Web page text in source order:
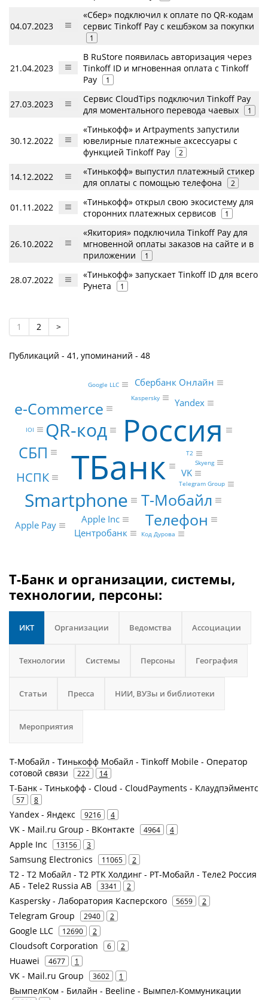
04.07.2023
«Сбер» подключил к оплате по QR-кодам
сервис Tinkoff Pay с кешбэком за покупки
1
21.04.2023
В RuStore появилась авторизация через
Tinkoff ID и мгновенная оплата с Tinkoff
Pay
1
27.03.2023
Сервис CloudTips подключил Tinkoff Pay
для моментального перевода чаевых
1
30.12.2022
«Тинькофф» и Artpayments запустили
ювелирные платежные аксессуары с
функцией Tinkoff Pay
2
14.12.2022
«Тинькофф» выпустил платежный стикер
для оплаты с помощью телефона
2
01.11.2022
«Тинькофф» открыл свою экосистему для
сторонних платежных сервисов
1
26.10.2022
«Якитория» подключила Tinkoff Pay для
мгновенной оплаты заказов на сайте и в
приложении
1
28.07.2022
«Тинькофф» запускает Tinkoff ID для всего
Рунета
1
1 2 >
Публикаций - 41, упоминаний - 48
ТБанк
Россия
Smartphone
QR-код
Т-Мобайл
e-Commerce
СБП
Телефон
НСПК
Apple Pay
Yandex
VK
Сбербанк Онлайн
Apple Inc
Центробанк
Т2
Kaspersky
Telegram Group
Google LLC
Код Дурова
Skyeng
IOI
Т-Банк и организации, системы,
технологии, персоны:
ИКТ Организации Ведомства Ассоциации
Технологии Системы Персоны География
Статьи Пресса НИИ, ВУЗы и библиотеки
Мероприятия
Т-Мобайл - Тинькофф Мобайл - Tinkoff Mobile - Оператор
сотовой связи
222 14
Т-Банк - Тинькофф - Cloud - CloudPayments - Клаудпэйментс
57 8
Yandex - Яндекс 9216 4
VK - Mail.ru Group - ВКонтакте 4964 4
Apple Inc 13156 3
Samsung Electronics 11065 2
Т2 - Т2 Мобайл - Т2 РТК Холдинг - РТ-Мобайл - Теле2 Россия
АБ - Tele2 Russia AB
3341 2
Kaspersky - Лаборатория Касперского 5659 2
Telegram Group 2940 2
Google LLC 12690 2
Cloudsoft Corporation 6 2
Huawei 4677 1
VK - Mail.ru Group 3602 1
ВымпелКом - Билайн - Beeline - Вымпел-Коммуникации